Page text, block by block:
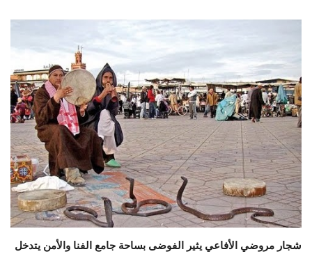
شجار مروضي الأفاعي يثير الفوضى بساحة جامع الفنا والأمن يتدخل